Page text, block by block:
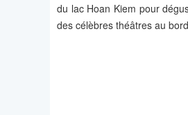
du lac Hoan Kiem pour
des célèbres théâtres au